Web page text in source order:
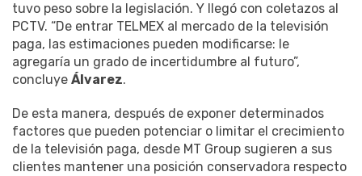
tuvo peso sobre la legislación. Y llegó con coletazos al
PCTV. “De entrar TELMEX al mercado de la televisión
paga, las estimaciones pueden modificarse: le
agregaría un grado de incertidumbre al futuro”,
concluye Álvarez.
De esta manera, después de exponer determinados
factores que pueden potenciar o limitar el crecimiento
de la televisión paga, desde MT Group sugieren a sus
clientes mantener una posición conservadora respecto